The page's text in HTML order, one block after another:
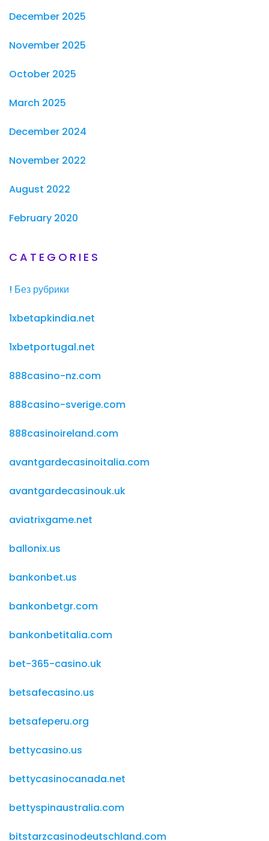
December 2025
November 2025
October 2025
March 2025
December 2024
November 2022
August 2022
February 2020
CATEGORIES
! Без рубрики
1xbetapkindia.net
1xbetportugal.net
888casino-nz.com
888casino-sverige.com
888casinoireland.com
avantgardecasinoitalia.com
avantgardecasinouk.uk
aviatrixgame.net
ballonix.us
bankonbet.us
bankonbetgr.com
bankonbetitalia.com
bet-365-casino.uk
betsafecasino.us
betsafeperu.org
bettycasino.us
bettycasinocanada.net
bettyspinaustralia.com
bitstarzcasinodeutschland.com